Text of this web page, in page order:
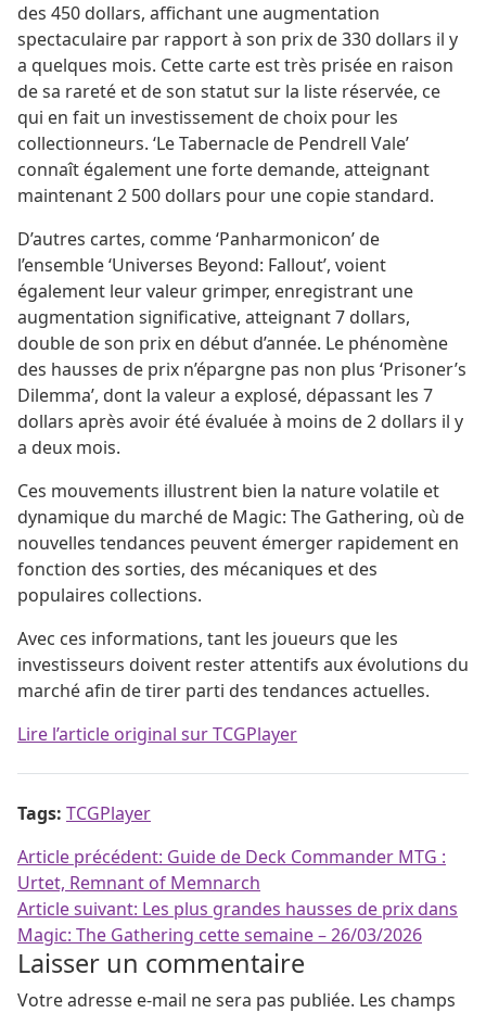
des 450 dollars, affichant une augmentation
spectaculaire par rapport à son prix de 330 dollars il y
a quelques mois. Cette carte est très prisée en raison
de sa rareté et de son statut sur la liste réservée, ce
qui en fait un investissement de choix pour les
collectionneurs. ‘Le Tabernacle de Pendrell Vale’
connaît également une forte demande, atteignant
maintenant 2 500 dollars pour une copie standard.
D’autres cartes, comme ‘Panharmonicon’ de
l’ensemble ‘Universes Beyond: Fallout’, voient
également leur valeur grimper, enregistrant une
augmentation significative, atteignant 7 dollars,
double de son prix en début d’année. Le phénomène
des hausses de prix n’épargne pas non plus ‘Prisoner’s
Dilemma’, dont la valeur a explosé, dépassant les 7
dollars après avoir été évaluée à moins de 2 dollars il y
a deux mois.
Ces mouvements illustrent bien la nature volatile et
dynamique du marché de Magic: The Gathering, où de
nouvelles tendances peuvent émerger rapidement en
fonction des sorties, des mécaniques et des
populaires collections.
Avec ces informations, tant les joueurs que les
investisseurs doivent rester attentifs aux évolutions du
marché afin de tirer parti des tendances actuelles.
Lire l’article original sur TCGPlayer
Tags: TCGPlayer
Navigation de l’article
Article précédent: Guide de Deck Commander MTG :
Urtet, Remnant of Memnarch
Article suivant: Les plus grandes hausses de prix dans
Magic: The Gathering cette semaine – 26/03/2026
Laisser un commentaire
Votre adresse e-mail ne sera pas publiée. Les champs